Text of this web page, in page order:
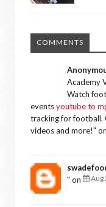
COMMENTS
Academy
Watch
eventsyoutube to
tracking for football.
videos and more!" on
" on
Aug